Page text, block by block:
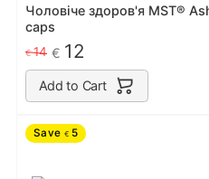
Чоловіче здоров'я MST®
caps
€14 € 12
Add to Cart
Save € 5